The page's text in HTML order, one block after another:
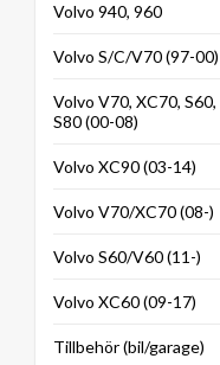
Volvo 940, 960
Volvo S/C/V70 (97-00)
Volvo V70, XC70, S60,
S80 (00-08)
Volvo XC90 (03-14)
Volvo V70/XC70 (08-)
Volvo S60/V60 (11-)
Volvo XC60 (09-17)
Tillbehör (bil/garage)